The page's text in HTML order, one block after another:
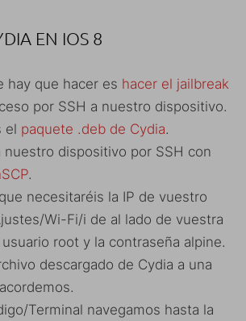
EN IOS 8
hay que hacer es hacer el jailbreak
por SSH a nuestro dispositivo.
el paquete .deb de Cydia.
nuestro dispositivo por SSH con
.
necesitaréis la IP de vuestro
Wi-Fi/i de al lado de vuestra
root y la contraseña alpine.
descargado de Cydia a una
Terminal navegamos hasta la